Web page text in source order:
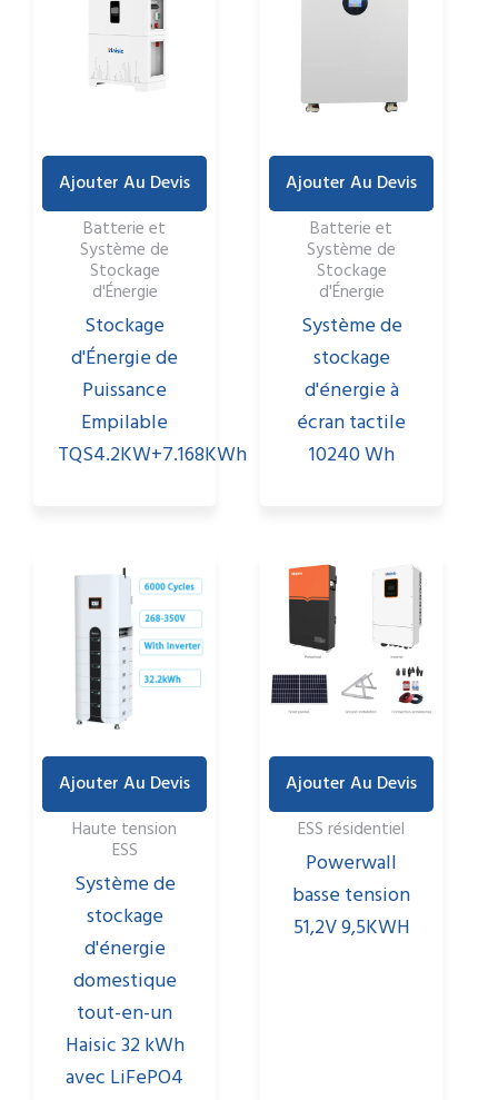
Ajouter Au Devis
Batterie et
Système de
Stockage
d'Énergie
Stockage
d'Énergie de
Puissance
Empilable
TQS4.2KW+7.168KWh
Ajouter Au Devis
Batterie et
Système de
Stockage
d'Énergie
Système de
stockage
d'énergie à
écran tactile
10240 Wh
Ajouter Au Devis
Haute tension
ESS
Système de
stockage
d'énergie
domestique
tout-en-un
Haisic 32 kWh
avec LiFePO4
Ajouter Au Devis
ESS résidentiel
Powerwall
basse tension
51,2V 9,5KWH